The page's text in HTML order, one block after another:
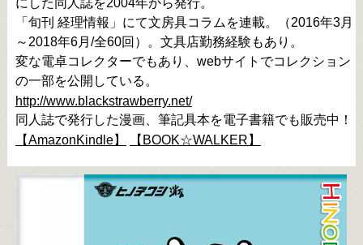
「旬刊 経理情報」にて文房具コラムを連載。（2016年3月
～2018年6月/全60回）。文具店勤務経験もあり。
変な電卓コレクターでもあり、webサイトでコレクション
の一部を公開している。
http://www.blackstrawberry.net/
同人誌で発行した漫画、筆記具本を電子書籍でも販売中！
【AmazonKindle】
【BOOK☆WALKER】